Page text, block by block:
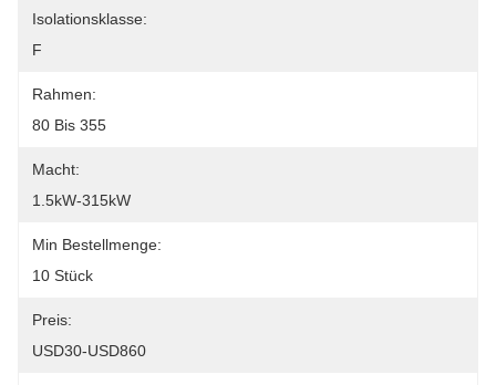
Isolationsklasse:
F
Rahmen:
80 Bis 355
Macht:
1.5kW-315kW
Min Bestellmenge:
10 Stück
Preis:
USD30-USD860